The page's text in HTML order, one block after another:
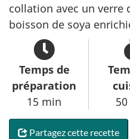
collation avec un verre
boisson de soya
Temps de
préparation
15 min
Partagez cette recette